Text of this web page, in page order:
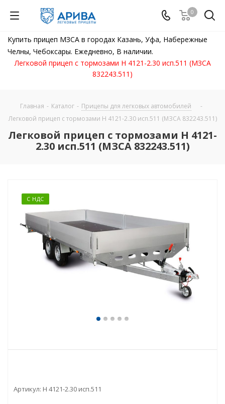
0
Купить прицеп МЗСА в городах Казань, Уфа, Набережные
Челны, Чебоксары. Ежедневно, В наличии.
Легковой прицеп с тормозами Н 4121-2.30 исп.511 (МЗСА
832243.511)
Главная - Каталог - Прицепы для легковых автомобилей
-
Легковой прицеп с тормозами Н 4121-2.30 исп.511 (МЗСА 832243.511)
Легковой прицеп с тормозами Н 4121-
2.30 исп.511 (МЗСА 832243.511)
С НДС
Артикул: Н 4121-2.30 исп.511